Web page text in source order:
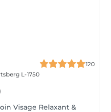
120
L-1750
Visage Relaxant &